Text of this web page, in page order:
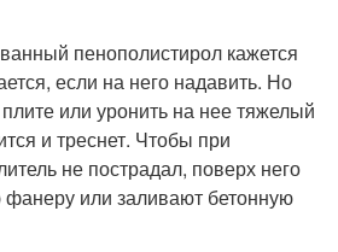
пенополистирол кажется
если на него надавить. Но
или уронить на нее тяжелый
и треснет. Чтобы при
не пострадал, поверх него
или заливают бетонную